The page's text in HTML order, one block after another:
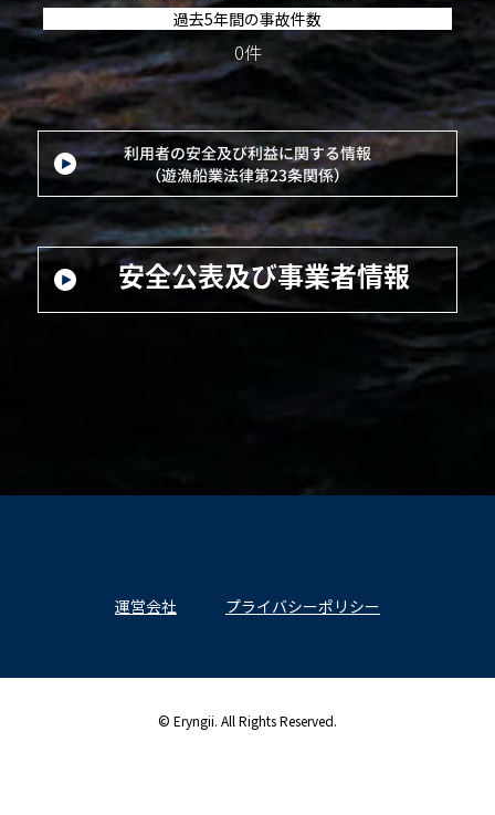
過去5年間の事故件数
0件
運営会社 プライバシーポリシー
© Eryngii. All Rights Reserved.